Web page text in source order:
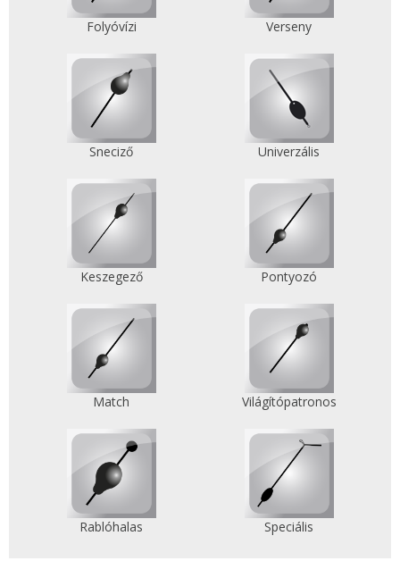
Folyóvízi Verseny
Sneciző Univerzális
Keszegező Pontyozó
Match Világítópatronos
Rablóhalas Speciális